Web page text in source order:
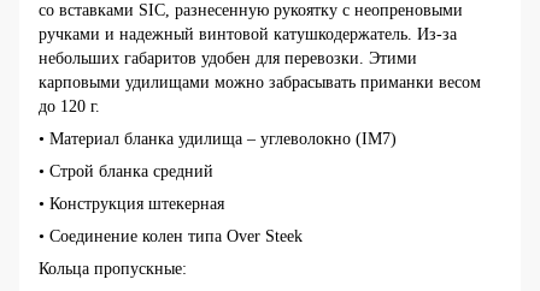
со вставками SIC, разнесенную рукоятку с неопреновыми
ручками и надежный винтовой катушкодержатель. Из-за
небольших габаритов удобен для перевозки. Этими
карповыми удилищами можно забрасывать приманки весом
до 120 г.
• Материал бланка удилища – углеволокно (IM7)
• Строй бланка средний
• Конструкция штекерная
• Соединение колен типа Over Steek
Кольца пропускные: